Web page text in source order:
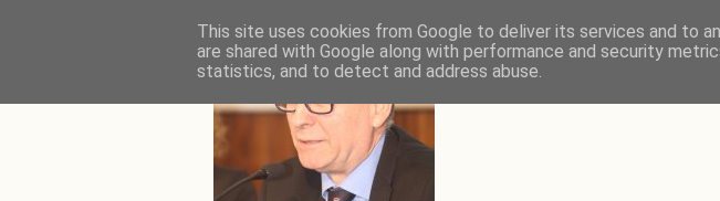
This site uses cookies from Google to deliver its services and to
are shared with Google along with performance and security
statistics, and to detect and address abuse.